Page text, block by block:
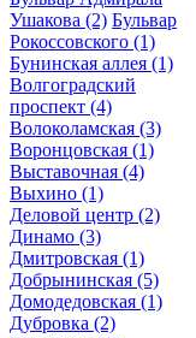
Ушакова (2) Бульвар
Рокоссовского (1)
Бунинская аллея (1)
Волгоградский
проспект (4)
Волоколамская (3)
Воронцовская (1)
Выставочная (4)
Выхино (1)
Деловой центр (2)
Динамо (3)
Дмитровская (1)
Добрынинская (5)
Домодедовская (1)
Дубровка (2)